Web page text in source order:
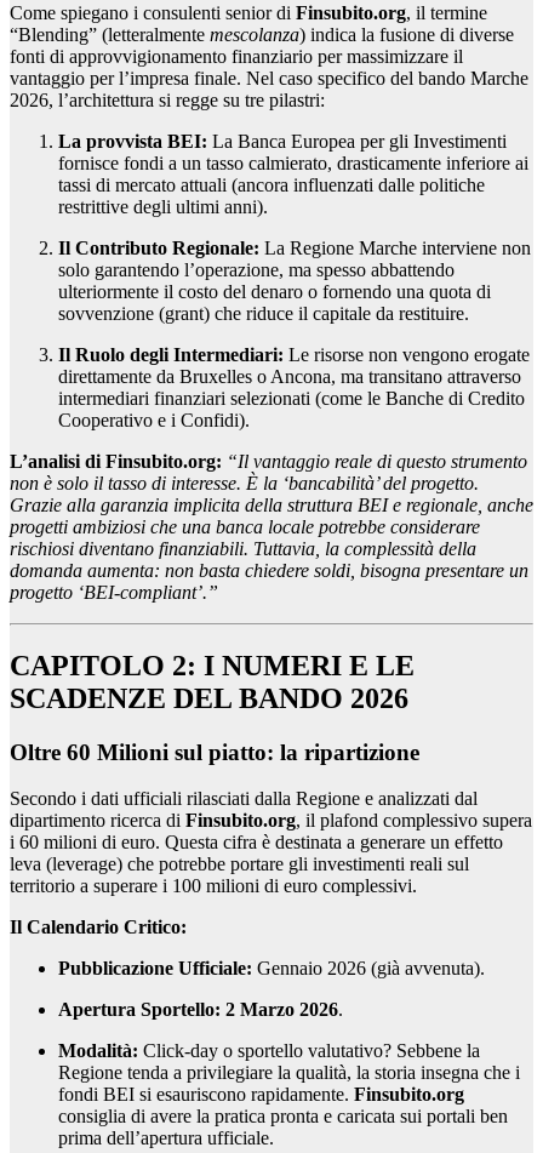
Come spiegano i consulenti senior di Finsubito.org, il termine
“Blending” (letteralmente mescolanza) indica la fusione di diverse
fonti di approvvigionamento finanziario per massimizzare il
vantaggio per l’impresa finale. Nel caso specifico del bando Marche
2026, l’architettura si regge su tre pilastri:
La provvista BEI: La Banca Europea per gli Investimenti
fornisce fondi a un tasso calmierato, drasticamente inferiore ai
tassi di mercato attuali (ancora influenzati dalle politiche
restrittive degli ultimi anni).
Il Contributo Regionale: La Regione Marche interviene non
solo garantendo l’operazione, ma spesso abbattendo
ulteriormente il costo del denaro o fornendo una quota di
sovvenzione (grant) che riduce il capitale da restituire.
Il Ruolo degli Intermediari: Le risorse non vengono erogate
direttamente da Bruxelles o Ancona, ma transitano attraverso
intermediari finanziari selezionati (come le Banche di Credito
Cooperativo e i Confidi).
L’analisi di Finsubito.org: “Il vantaggio reale di questo strumento
non è solo il tasso di interesse. È la ‘bancabilità’ del progetto.
Grazie alla garanzia implicita della struttura BEI e regionale, anche
progetti ambiziosi che una banca locale potrebbe considerare
rischiosi diventano finanziabili. Tuttavia, la complessità della
domanda aumenta: non basta chiedere soldi, bisogna presentare un
progetto ‘BEI-compliant’.”
CAPITOLO 2: I NUMERI E LE
SCADENZE DEL BANDO 2026
Oltre 60 Milioni sul piatto: la ripartizione
Secondo i dati ufficiali rilasciati dalla Regione e analizzati dal
dipartimento ricerca di Finsubito.org, il plafond complessivo supera
i 60 milioni di euro. Questa cifra è destinata a generare un effetto
leva (leverage) che potrebbe portare gli investimenti reali sul
territorio a superare i 100 milioni di euro complessivi.
Il Calendario Critico:
Pubblicazione Ufficiale: Gennaio 2026 (già avvenuta).
Apertura Sportello: 2 Marzo 2026.
Modalità: Click-day o sportello valutativo? Sebbene la
Regione tenda a privilegiare la qualità, la storia insegna che i
fondi BEI si esauriscono rapidamente. Finsubito.org
consiglia di avere la pratica pronta e caricata sui portali ben
prima dell’apertura ufficiale.